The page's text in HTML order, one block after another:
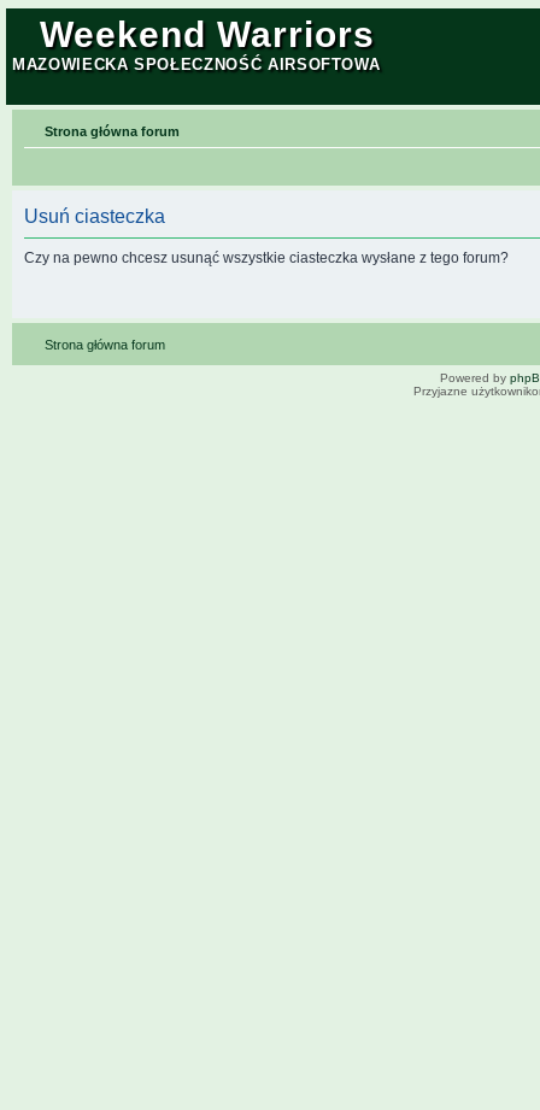
Weekend Warriors
MAZOWIECKA SPOŁECZNOŚĆ AIRSOFTOWA
Strona główna forum
Usuń ciasteczka
Czy na pewno chcesz usunąć wszystkie ciasteczka wysłane z tego forum?
Strona główna forum
Powered by
Przyjazne